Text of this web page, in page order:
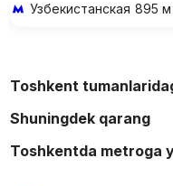
Узбекистанская 895 м
Toshkent
Shuningdek qarang
Toshkentda metroga